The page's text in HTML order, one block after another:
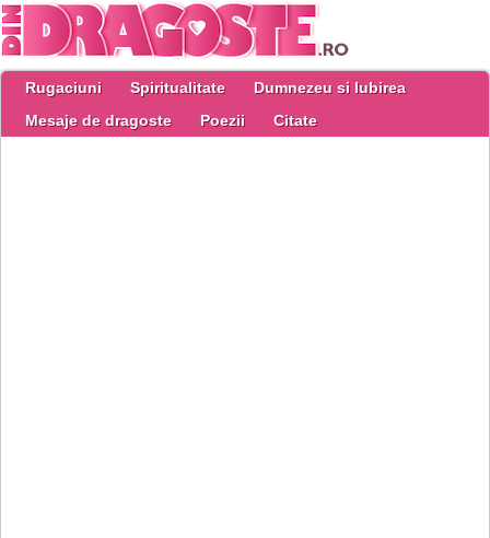
Rugaciuni Spiritualitate
Dumnezeu si Iubirea
Mesaje de dragoste
Poezii Citate